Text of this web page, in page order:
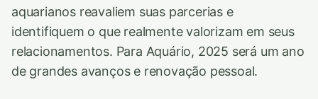
aquarianos reavaliem suas parcerias e
identifiquem o que realmente valorizam em seus
relacionamentos. Para Aquário, 2025 será um ano
de grandes avanços e renovação pessoal.